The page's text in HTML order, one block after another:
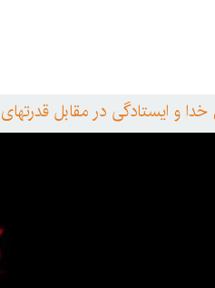
و ایستادگی در مقابل